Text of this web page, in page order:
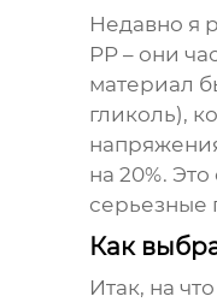
Недавно я
PP – они
материал
гликоль),
на 20%.
серьезные
Как
Итак, на